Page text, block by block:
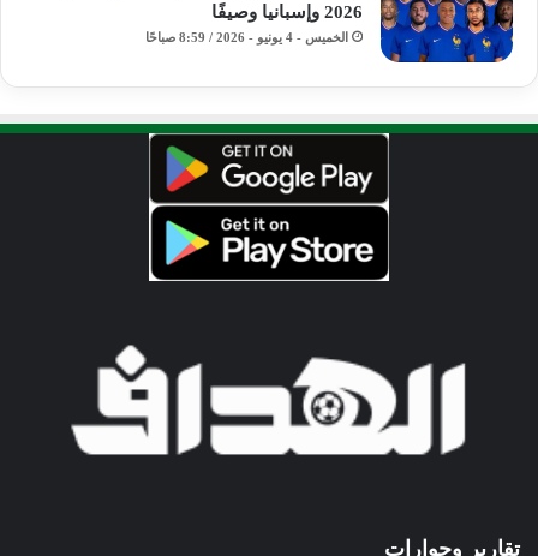
2026 وإسبانيا وصيفًا
الخميس - 4 يونيو - 2026 / 8:59 صباحًا
تقارير وحوارات